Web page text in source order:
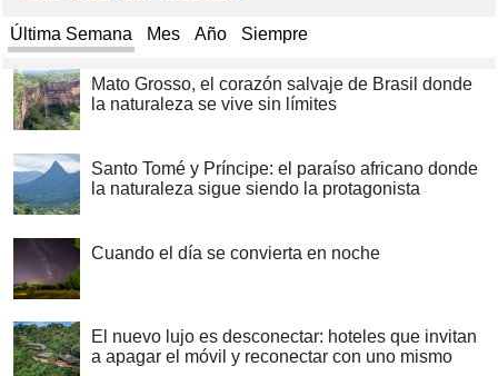
Última Semana Mes Año Siempre
Mato Grosso, el corazón salvaje de Brasil donde
la naturaleza se vive sin límites
Santo Tomé y Príncipe: el paraíso africano donde
la naturaleza sigue siendo la protagonista
Cuando el día se convierta en noche
El nuevo lujo es desconectar: hoteles que invitan
a apagar el móvil y reconectar con uno mismo